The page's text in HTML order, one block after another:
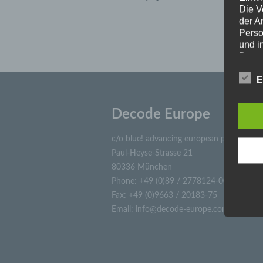
Decode Europe
c/o blue! advancing european projects
Paul-Heyse-Strasse 21
80336 München
Phone: +49 (0)89 / 2778124-00
Fax: +49 (0)9663 / 20183-75
Email: info@decode-europe.com
Die
der
und
uns
Wir
und